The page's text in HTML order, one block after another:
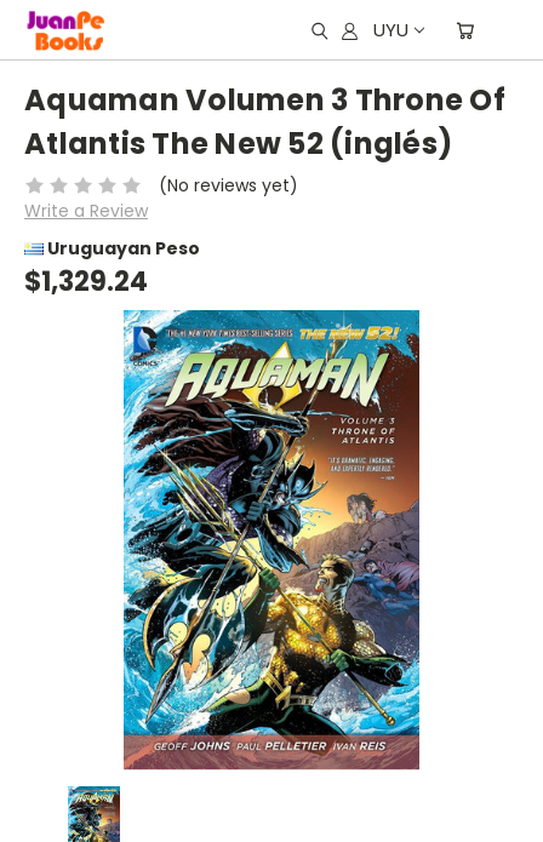
UYU
Aquaman Volumen 3 Throne Of
Atlantis The New 52 (inglés)
(No reviews yet)
Write a Review
Uruguayan Peso
$1,329.24